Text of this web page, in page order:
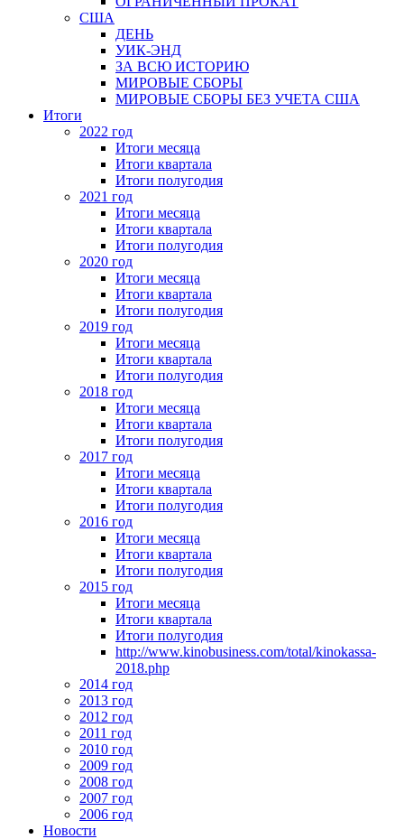
США
ДЕНЬ
УИК-ЭНД
ЗА ВСЮ ИСТОРИЮ
МИРОВЫЕ СБОРЫ
МИРОВЫЕ СБОРЫ БЕЗ УЧЕТА США
Итоги
2022 год
Итоги месяца
Итоги квартала
Итоги полугодия
2021 год
Итоги месяца
Итоги квартала
Итоги полугодия
2020 год
Итоги месяца
Итоги квартала
Итоги полугодия
2019 год
Итоги месяца
Итоги квартала
Итоги полугодия
2018 год
Итоги месяца
Итоги квартала
Итоги полугодия
2017 год
Итоги месяца
Итоги квартала
Итоги полугодия
2016 год
Итоги месяца
Итоги квартала
Итоги полугодия
2015 год
Итоги месяца
Итоги квартала
Итоги полугодия
http://www.kinobusiness.com/total/kinokassa-
2018.php
2014 год
2013 год
2012 год
2011 год
2010 год
2009 год
2008 год
2007 год
2006 год
Новости